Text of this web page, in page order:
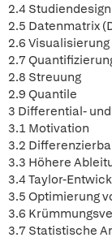
2.4
2.5 Datenmatrix
2.6
2.7
2.8 Streuung
2.9 Quantile
3 Differential-
3.1 Motivation
3.2
3.3 Höhere
3.4 Taylor-
3.5 Optimierung
3.6
3.7 Statistische